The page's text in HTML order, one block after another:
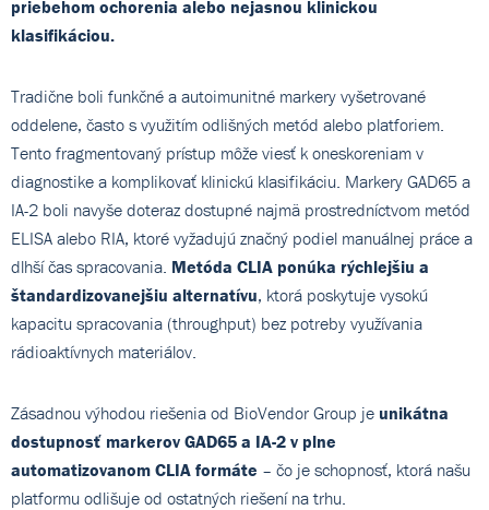
priebehom ochorenia alebo nejasnou klinickou
klasifikáciou.
Tradične boli funkčné a autoimunitné markery vyšetrované
oddelene, často s využitím odlišných metód alebo platforiem.
Tento fragmentovaný prístup môže viesť k oneskoreniam v
diagnostike a komplikovať klinickú klasifikáciu. Markery GAD65 a
IA-2 boli navyše doteraz dostupné najmä prostredníctvom metód
ELISA alebo RIA, ktoré vyžadujú značný podiel manuálnej práce a
dlhší čas spracovania. Metóda CLIA ponúka rýchlejšiu a
štandardizovanejšiu alternatívu, ktorá poskytuje vysokú
kapacitu spracovania (throughput) bez potreby využívania
rádioaktívnych materiálov.
Zásadnou výhodou riešenia od BioVendor Group je unikátna
dostupnosť markerov GAD65 a IA-2 v plne
automatizovanom CLIA formáte – čo je schopnosť, ktorá našu
platformu odlišuje od ostatných riešení na trhu.